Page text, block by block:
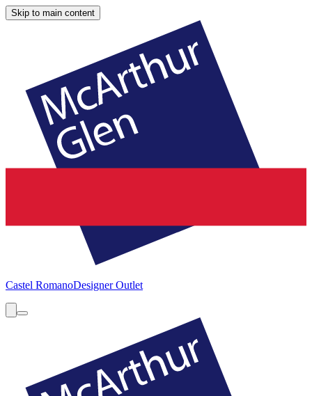
Skip to main content
Castel RomanoDesigner Outlet